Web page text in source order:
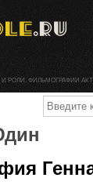
И РОЛИ. ФИЛЬМОГРАФИИ